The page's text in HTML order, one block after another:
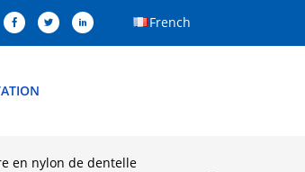
French
en nylon de dentelle